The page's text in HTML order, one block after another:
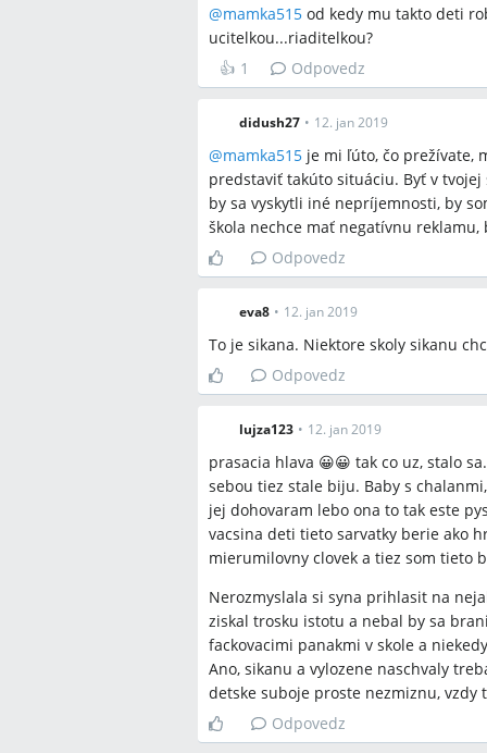
fotodokumentácia, lekárske
dozor v triede, presun do inej školy,
oznámenia na políciu, podnet na
Miesta a osoby
žiadne
@mamka515 od kedy mu takto deti
ucitelkou...riaditelkou?
👍 1 Odpovedz
didush27 • 12. jan 2019
@mamka515 je mi ľúto, čo prežívate,
predstaviť takúto situáciu. Byť v
by sa vyskytli iné nepríjemnosti, by
škola nechce mať negatívnu reklamu,
Odpovedz
eva8 • 12. jan 2019
To je sikana. Niektore skoly sikanu
Odpovedz
lujza123 • 12. jan 2019
prasacia hlava 😀😀 tak co uz, stalo
sebou tiez stale biju. Baby s
jej dohovaram lebo ona to tak este
vacsina deti tieto sarvatky berie ako
mierumilovny clovek a tiez som tieto
Nerozmyslala si syna prihlasit na
ziskal trosku istotu a nebal by sa
fackovacimi panakmi v skole a
Ano, sikanu a vylozene naschvaly
detske suboje proste nezmiznu,
Odpovedz